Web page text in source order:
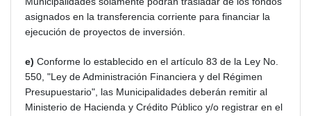
asignados en la transferencia corriente para financiar la
ejecución de proyectos de inversión.
e) Conforme lo establecido en el artículo 83 de la Ley No.
550, "Ley de Administración Financiera y del Régimen
Presupuestario", las Municipalidades deberán remitir al
Ministerio de Hacienda y Crédito Público y/o registrar en el